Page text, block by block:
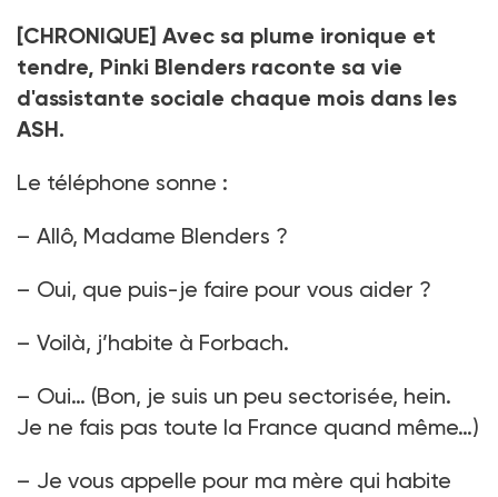
[CHRONIQUE] Avec sa plume ironique et
tendre, Pinki Blenders raconte sa vie
d'assistante sociale chaque mois dans les
ASH.
Le téléphone sonne :
– Allô, Madame Blenders ?
– Oui, que puis-je faire pour vous aider ?
– Voilà, j’habite à Forbach.
– Oui… (Bon, je suis un peu sectorisée, hein.
Je ne fais pas toute la France quand même…)
– Je vous appelle pour ma mère qui habite